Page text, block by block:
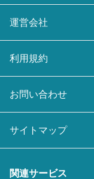
運営会社
利用規約
お問い合わせ
サイトマップ
関連サービス